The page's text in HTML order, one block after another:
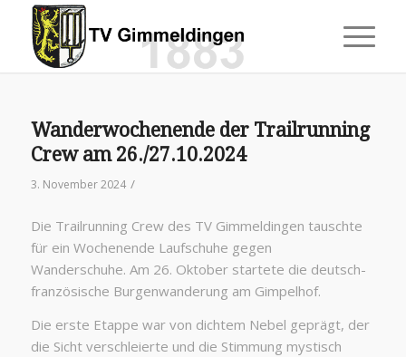
Wanderwochenende der Trailrunning
Crew am 26./27.10.2024
3. November 2024 /
Die Trailrunning Crew des TV Gimmeldingen tauschte
für ein Wochenende Laufschuhe gegen
Wanderschuhe. Am 26. Oktober startete die deutsch-
französische Burgenwanderung am Gimpelhof.
Die erste Etappe war von dichtem Nebel geprägt, der
die Sicht verschleierte und die Stimmung mystisch